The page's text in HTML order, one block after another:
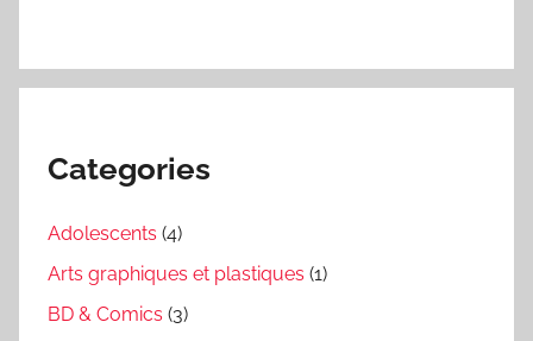
Categories
Adolescents (4)
Arts graphiques et plastiques (1)
BD & Comics (3)